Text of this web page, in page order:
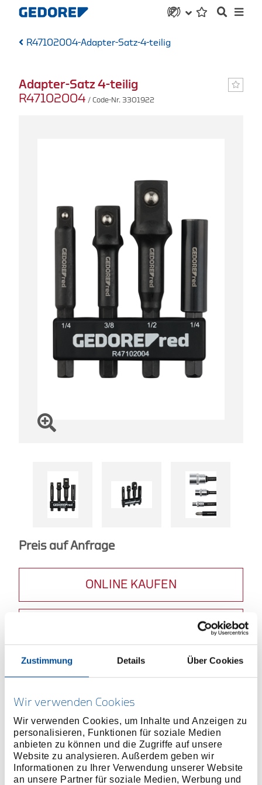
Zustimmung Details Über Cookies
Wir verwenden Cookies
Wir verwenden Cookies, um Inhalte und Anzeigen zu
personalisieren, Funktionen für soziale Medien
anbieten zu können und die Zugriffe auf unsere
Website zu analysieren. Außerdem geben wir
Informationen zu Ihrer Verwendung unserer Website
an unsere Partner für soziale Medien, Werbung und
R47102004-Adapter-Satz-4-teilig
Adapter-Satz 4-teilig
R47102004 / Code-Nr. 3301922
Preis auf Anfrage
ONLINE KAUFEN
Produktlinie 4060833019224
Vielseitige Adaptergrößen: Enthält 1/4", 3/8" und
1/2" Adapter und 1/4" magnetischen Bit-Halter für
flexible Einsatzmöglichkeiten
Robustes Material: Gefertigt aus
wärmebehandeltem Chrom-Vanadium-Stahl für
hohe Langlebigkeit